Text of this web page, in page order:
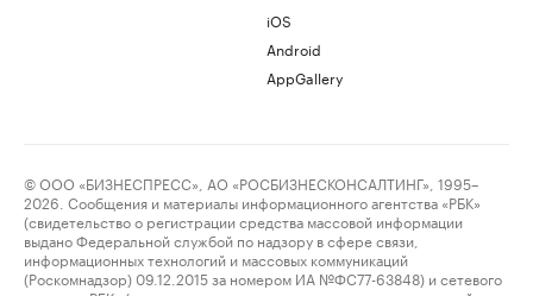
iOS
Android
AppGallery
© ООО «БИЗНЕСПРЕСС», АО «РОСБИЗНЕСКОНСАЛТИНГ», 1995–
2026. Сообщения и материалы информационного агентства «РБК»
(свидетельство о регистрации средства массовой информации
выдано Федеральной службой по надзору в сфере связи,
информационных технологий и массовых коммуникаций
(Роскомнадзор) 09.12.2015 за номером ИА №ФС77-63848) и сетевого